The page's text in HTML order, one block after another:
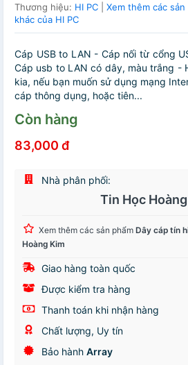
Thương hiệu: HI PC
Xem thêm các
khác của HI PC
Cáp USB to LAN - Cáp nối từ cổng
Cáp usb to LAN có dây, màu trắng -
kia, nếu bạn muốn sử dụng mạng
cáp thông dụng, hoặc tiên...
Còn hàng
83,000 đ
Nhà phân phối:
Tin Học
Xem thêm các sản phẩm Dây cáp tín
Hoàng Kim
Giao hàng toàn quốc
Được kiểm tra hàng
Thanh toán khi nhận hàng
Chất lượng, Uy tín
Bảo hành Array